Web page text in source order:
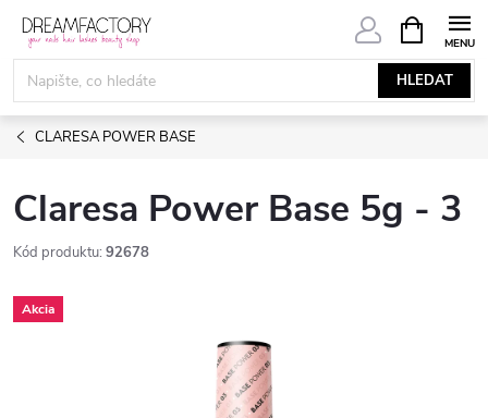
Přejít
obsah
HLEDAT
NÁKUPNÍ
KOŠÍK
CLARESA POWER BASE
Claresa Power Base 5g - 3
Kód produktu: 92678
Akcia